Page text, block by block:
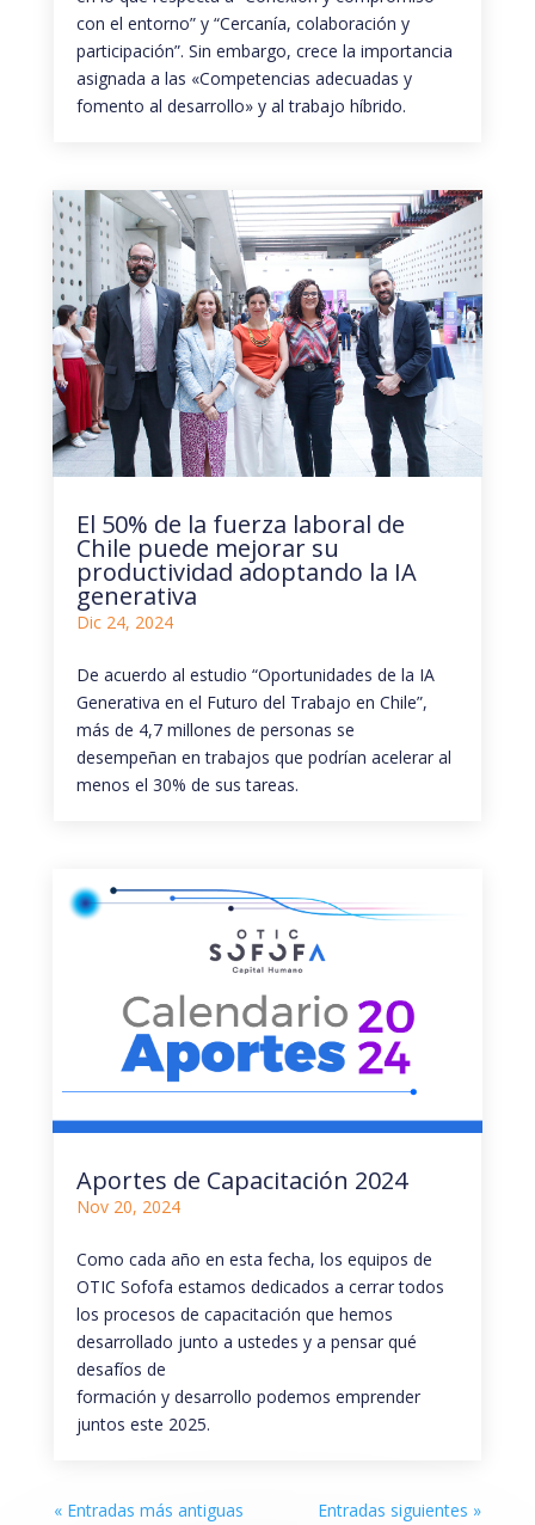
con el entorno” y “Cercanía, colaboración y
participación”. Sin embargo, crece la importancia
asignada a las «Competencias adecuadas y
fomento al desarrollo» y al trabajo híbrido.
El 50% de la fuerza laboral de
Chile puede mejorar su
productividad adoptando la IA
generativa
Dic 24, 2024
De acuerdo al estudio “Oportunidades de la IA
Generativa en el Futuro del Trabajo en Chile”,
más de 4,7 millones de personas se
desempeñan en trabajos que podrían acelerar al
menos el 30% de sus tareas.
Aportes de Capacitación 2024
Nov 20, 2024
Como cada año en esta fecha, los equipos de
OTIC Sofofa estamos dedicados a cerrar todos
los procesos de capacitación que hemos
desarrollado junto a ustedes y a pensar qué
desafíos de
formación y desarrollo podemos emprender
juntos este 2025.
« Entradas más antiguas Entradas siguientes »